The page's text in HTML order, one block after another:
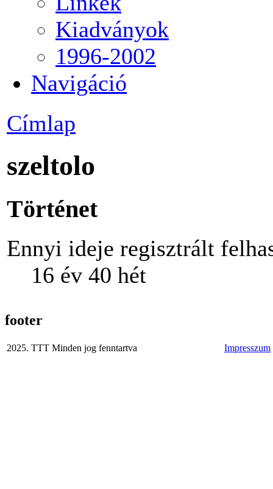
Kiadványok
1996-2002
Navigáció
Címlap
szeltolo
Történet
Ennyi ideje regisztrált
16 év 40 hét
footer
2025. TTT Minden jog fenntartva Impresszum